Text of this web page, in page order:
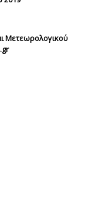
Μετεωρολογικού